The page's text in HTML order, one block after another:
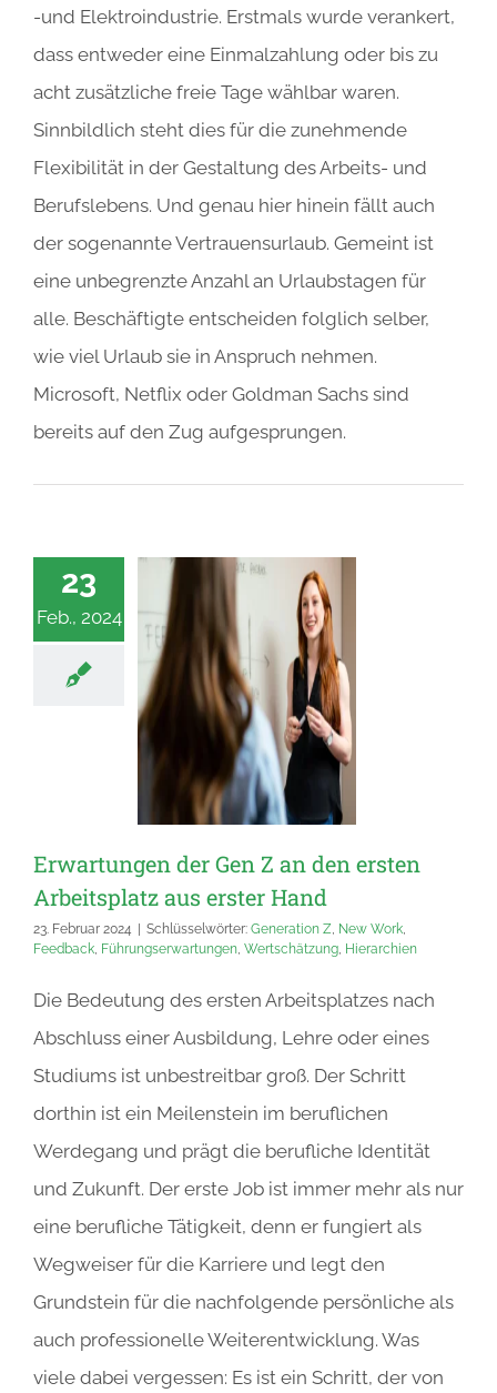
-und Elektroindustrie. Erstmals wurde verankert,
dass entweder eine Einmalzahlung oder bis zu
acht zusätzliche freie Tage wählbar waren.
Sinnbildlich steht dies für die zunehmende
Flexibilität in der Gestaltung des Arbeits- und
Berufslebens. Und genau hier hinein fällt auch
der sogenannte Vertrauensurlaub. Gemeint ist
eine unbegrenzte Anzahl an Urlaubstagen für
alle. Beschäftigte entscheiden folglich selber,
wie viel Urlaub sie in Anspruch nehmen.
Microsoft, Netflix oder Goldman Sachs sind
bereits auf den Zug aufgesprungen.
23
Feb., 2024
Erwartungen der Gen Z an den ersten
Arbeitsplatz aus erster Hand
23. Februar 2024 Schlüsselwörter: Generation Z, New Work,
Feedback, Führungserwartungen, Wertschätzung, Hierarchien
Die Bedeutung des ersten Arbeitsplatzes nach
Abschluss einer Ausbildung, Lehre oder eines
Studiums ist unbestreitbar groß. Der Schritt
dorthin ist ein Meilenstein im beruflichen
Werdegang und prägt die berufliche Identität
und Zukunft. Der erste Job ist immer mehr als nur
eine berufliche Tätigkeit, denn er fungiert als
Wegweiser für die Karriere und legt den
Grundstein für die nachfolgende persönliche als
auch professionelle Weiterentwicklung. Was
viele dabei vergessen: Es ist ein Schritt, der von